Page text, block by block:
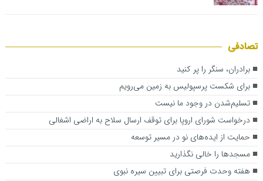
تصادفی
برادران، سنگر را پر کنید
برای شکست پرسپولیس به زمین می‌رویم
تسلیم‌شدن در وجود ما نیست
درخواست شورای اروپا برای توقف ارسال سلاح به اراضی اشغالی
حمایت از ایده‌های نو در مسیر توسعه
مسجدها را خالی نگذارید
هفته وحدت فرصتی برای تبیین سیره نبوی